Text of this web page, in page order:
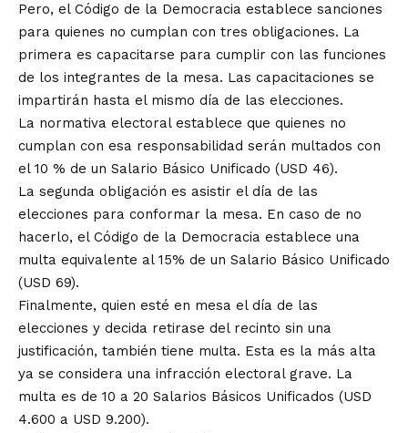
Pero, el Código de la Democracia establece sanciones
para quienes no cumplan con tres obligaciones. La
primera es capacitarse para cumplir con las funciones
de los integrantes de la mesa. Las capacitaciones se
impartirán hasta el mismo día de las elecciones.
La normativa electoral establece que quienes no
cumplan con esa responsabilidad serán multados con
el 10 % de un Salario Básico Unificado (USD 46).
La segunda obligación es asistir el día de las
elecciones para conformar la mesa. En caso de no
hacerlo, el Código de la Democracia establece una
multa equivalente al 15% de un Salario Básico Unificado
(USD 69).
Finalmente, quien esté en mesa el día de las
elecciones y decida retirase del recinto sin una
justificación, también tiene multa. Esta es la más alta
ya se considera una infracción electoral grave. La
multa es de 10 a 20 Salarios Básicos Unificados (USD
4.600 a USD 9.200).